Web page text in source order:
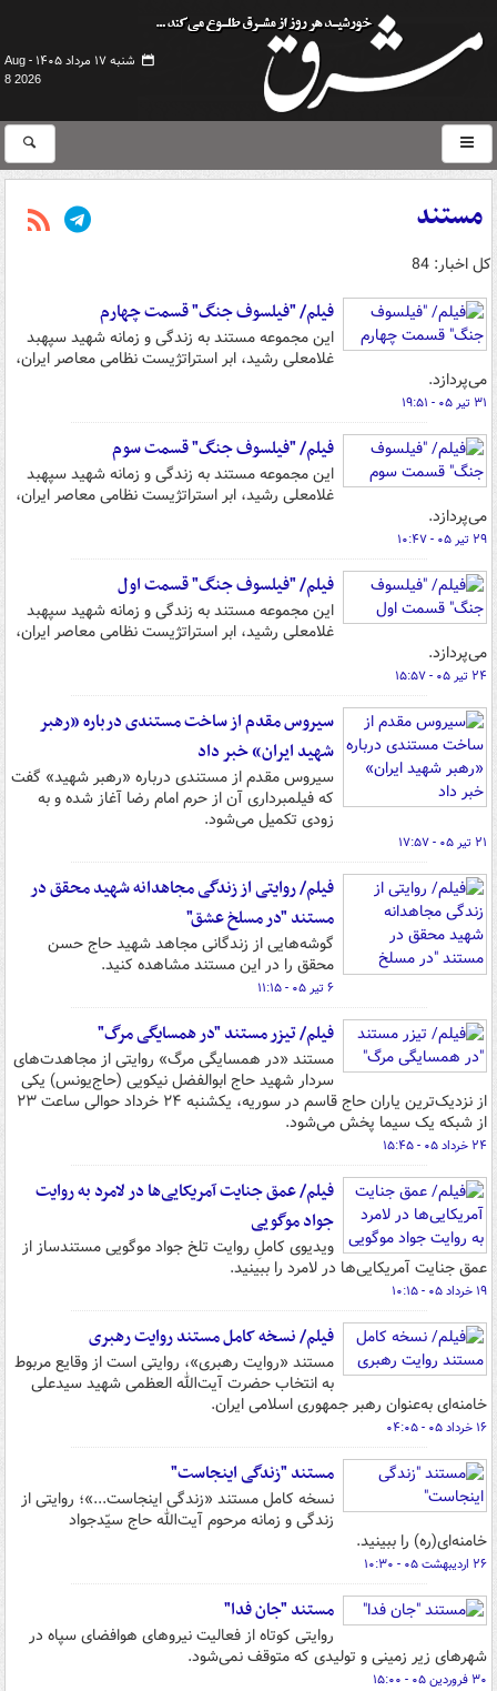
شنبه ۱۷ مرداد ۱۴۰۵ -
Aug
8 2026
مستند
کل اخبار: 84
فیلم/ "فیلسوف جنگ" قسمت چهارم
این مجموعه مستند به زندگی و زمانه شهید سپهبد
غلامعلی رشید، ابر استراتژیست نظامی معاصر ایران،
می‌پردازد.
۳۱ تیر ۰۵ - ۱۹:۵۱
فیلم/ "فیلسوف جنگ" قسمت سوم
این مجموعه مستند به زندگی و زمانه شهید سپهبد
غلامعلی رشید، ابر استراتژیست نظامی معاصر ایران،
می‌پردازد.
۲۹ تیر ۰۵ - ۱۰:۴۷
فیلم/ "فیلسوف جنگ" قسمت اول
این مجموعه مستند به زندگی و زمانه شهید سپهبد
غلامعلی رشید، ابر استراتژیست نظامی معاصر ایران،
می‌پردازد.
۲۴ تیر ۰۵ - ۱۵:۵۷
سیروس مقدم از ساخت مستندی درباره «رهبر
شهید ایران» خبر داد
سیروس مقدم از مستندی درباره «رهبر شهید» گفت
که فیلمبرداری آن از حرم امام رضا آغاز شده و به
زودی تکمیل می‌شود.
۲۱ تیر ۰۵ - ۱۷:۵۷
فیلم/ روایتی از زندگی مجاهدانه شهید محقق در
مستند "در مسلخ عشق"
گوشه‌هایی از زندگانی مجاهد شهید حاج حسن
محقق را در این مستند مشاهده کنید.
۶ تیر ۰۵ - ۱۱:۱۵
فیلم/ تیزر مستند "در همسایگی مرگ"
مستند «در همسایگی مرگ» روایتی از مجاهدت‌های
سردار شهید حاج ابوالفضل نیکویی (حاج‌یونس) یکی
از نزدیک‌ترین یاران حاج قاسم در سوریه، یکشنبه ۲۴ خرداد حوالی ساعت ۲۳
از شبکه یک سیما پخش می‌شود.
۲۴ خرداد ۰۵ - ۱۵:۴۵
فیلم/ عمق جنایت آمریکایی‌ها در لامرد به روایت
جواد موگویی
ویدیوی کاملِ روایت تلخ جواد موگویی مستندساز از
عمق جنایت آمریکایی‌ها در لامرد را ببینید.
۱۹ خرداد ۰۵ - ۱۰:۱۵
فیلم/ نسخه کامل مستند روایت رهبری
مستند «روایت رهبری»، روایتی است از وقایع مربوط
به انتخاب حضرت آیت‌الله العظمی شهید سیدعلی
خامنه‌ای به‌عنوان رهبر جمهوری اسلامی ایران.
۱۶ خرداد ۰۵ - ۰۴:۰۵
مستند "زندگی اینجاست"
نسخه کامل مستند «زندگی اینجاست...»؛ روایتی از
زندگی و زمانه مرحوم آیت‌الله حاج سیّدجواد
خامنه‌ای(ره) را ببینید.
۲۶ اردیبهشت ۰۵ - ۱۰:۳۰
مستند "جان فدا"
روایتی کوتاه از فعالیت نیروهای هوافضای سپاه در
شهرهای زیر زمینی و تولیدی که متوقف نمی‌شود.
۳۰ فروردین ۰۵ - ۱۵:۰۰